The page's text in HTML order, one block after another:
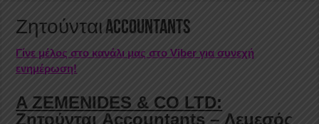
Ζητούνται Accountants
Γίνε μέλος στο κανάλι μας στο Viber για συνεχή
ενημέρωση!
A ZEMENIDES & CO LTD:
Ζητούνται Accountants – Λεμεσός